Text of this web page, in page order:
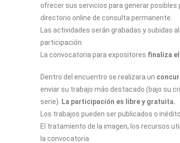
ofrecer sus servicios para generar
directorio online de consulta permanente.
Las actividades serán grabadas y subidas
participación.
La convocatoria para expositores finaliza el
Dentro del encuentro se realizara un
enviar su trabajo más destacado (bajo su
serie).
La participación es libre y gratuita.
Los trabajos pueden ser publicados o
El tratamiento de la imagen, los recursos
la convocatoria.